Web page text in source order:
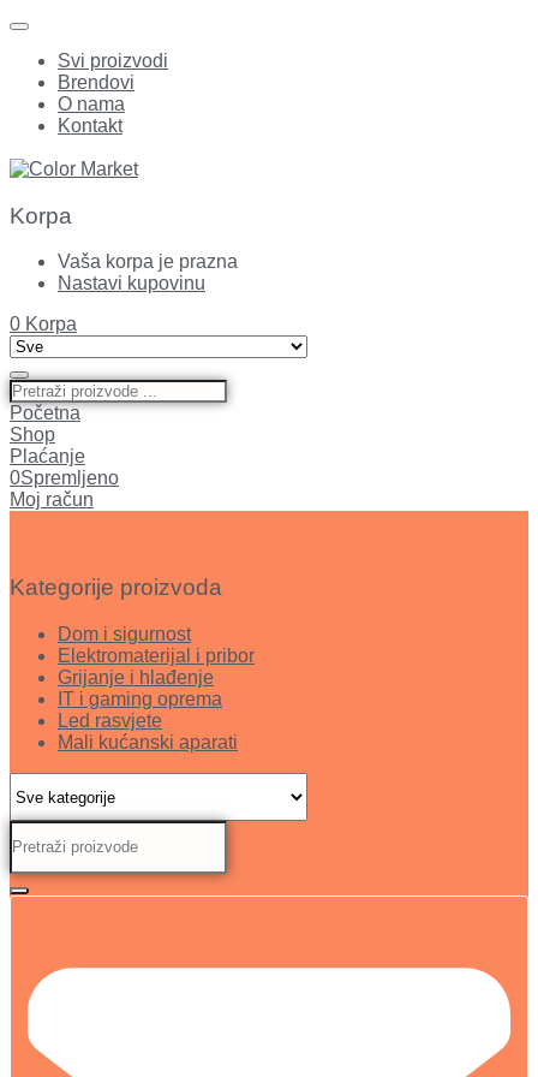
Svi proizvodi
Brendovi
O nama
Kontakt
Korpa
Vaša korpa je prazna
Nastavi kupovinu
0 Korpa
Početna
Shop
Plaćanje
0Spremljeno
Moj račun
Kategorije proizvoda
Dom i sigurnost
Elektromaterijal i pribor
Grijanje i hlađenje
IT i gaming oprema
Led rasvjete
Mali kućanski aparati